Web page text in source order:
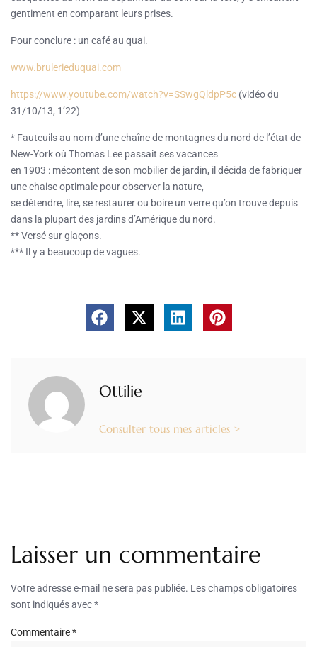
gentiment en comparant leurs prises.
Pour conclure : un café au quai.
www.brulerieduquai.com
https://www.youtube.com/watch?v=SSwgQldpP5c (vidéo du
31/10/13, 1’22)
* Fauteuils au nom d’une chaîne de montagnes du nord de l’état de
New-York où Thomas Lee passait ses vacances
en 1903 : mécontent de son mobilier de jardin, il décida de fabriquer
une chaise optimale pour observer la nature,
se détendre, lire, se restaurer ou boire un verre qu’on trouve depuis
dans la plupart des jardins d’Amérique du nord.
** Versé sur glaçons.
*** Il y a beaucoup de vagues.
Ottilie
Consulter tous mes articles >
Laisser un commentaire
Votre adresse e-mail ne sera pas publiée. Les champs obligatoires
sont indiqués avec*
Commentaire*